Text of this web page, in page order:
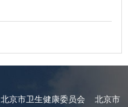
北京市卫生健康委员会 北京市